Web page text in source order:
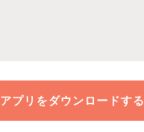
アプリをダウンロードする